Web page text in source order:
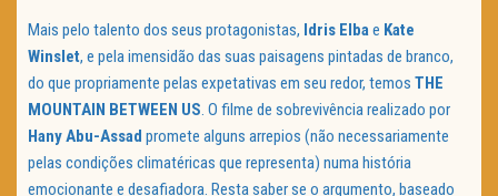
Mais pelo talento dos seus protagonistas, Idris Elbae Kate
Winslet, e pela imensidão das suas paisagens pintadas de branco,
do que propriamente pelas expetativas em seu redor, temos THE
MOUNTAIN BETWEEN US. O filme de sobrevivência realizado por
Hany Abu-Assad promete alguns arrepios (não necessariamente
pelas condições climatéricas que representa) numa história
emocionante e desafiadora. Resta saber se o argumento, baseado